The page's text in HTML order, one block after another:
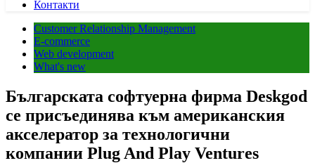
Контакти
Customer Relationship Management
E-commerce
Web development
What's new
Българската софтуерна фирма Deskgod
се присъединява към американския
акселератор за технологични
компании Plug And Play Ventures